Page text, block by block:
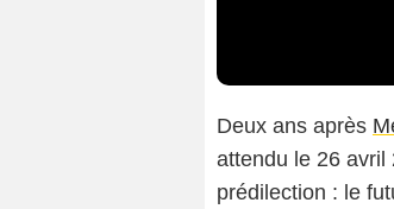
Deux ans après
attendu le 26 avril
prédilection : le